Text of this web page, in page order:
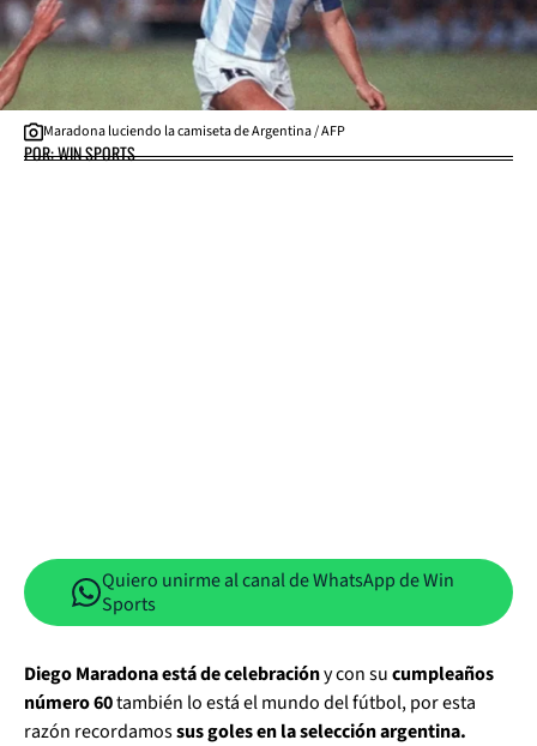
Maradona luciendo la camiseta de Argentina / AFP
POR: WIN SPORTS
Quiero unirme al canal de WhatsApp de Win
Sports
Diego Maradona está de celebracióny con sucumpleaños
número 60también lo está el mundo del fútbol, por esta
razón recordamossus goles en la selección argentina.